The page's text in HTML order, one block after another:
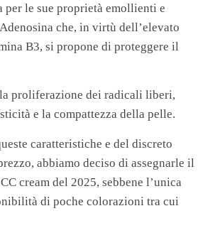
per le sue proprietà emollienti e
che, in virtù dell’elevato
B3, si propone di proteggere il
proliferazione dei radicali liberi,
e la compattezza della pelle.
caratteristiche e del discreto
abbiamo deciso di assegnarle il
cream del 2025, sebbene l’unica
di poche colorazioni tra cui